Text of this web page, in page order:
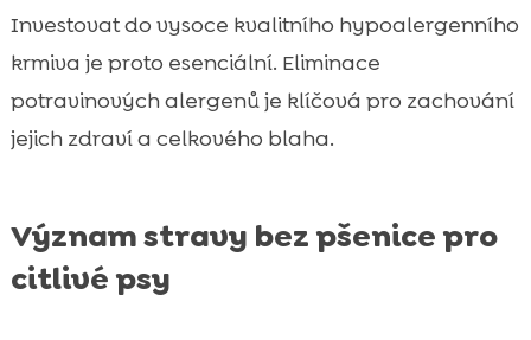
Investovat do vysoce kvalitního hypoalergenního
krmiva je proto esenciální. Eliminace
potravinových alergenů je klíčová pro zachování
jejich zdraví a celkového blaha.
Význam stravy bez pšenice pro
citlivé psy